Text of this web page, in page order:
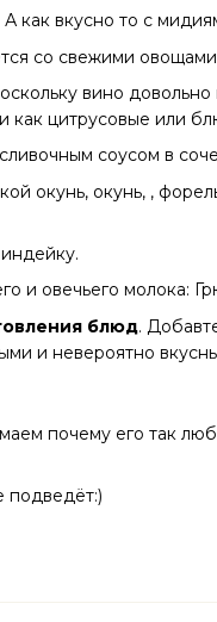
как вкусно то с
со свежими
вино
как цитрусовые или
соусом в
окунь, окунь, ,
и овечьего молока:
блюд.
и невероятно
почему его так
подведёт:)